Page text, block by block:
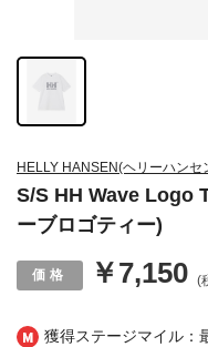
獲得ステージマイル：
HELLY HANSEN(ヘリーハンセ
S/S HH Wave Logo
ーブロゴティー)
￥7,150 (